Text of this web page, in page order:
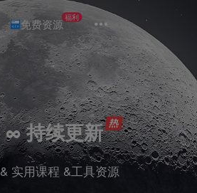
免费资源福利
∞ 持续更新
实用课程 &工具资源